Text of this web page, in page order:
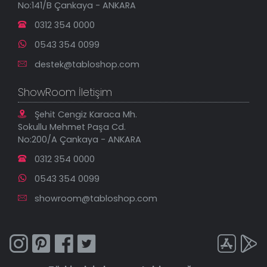
İndirimli Tablolar
No:141/B Çankaya - ANKARA
0312 354 0000
0543 354 0099
destek@tabloshop.com
ShowRoom İletişim
Şehit Cengiz Karaca Mh.
Sokullu Mehmet Paşa Cd.
No:200/A Çankaya - ANKARA
0312 354 0000
0543 354 0099
showroom@tabloshop.com